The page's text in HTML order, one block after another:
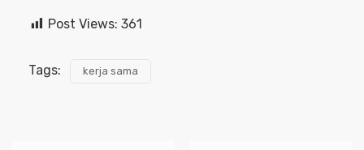
Post Views: 361
Tags: kerja sama